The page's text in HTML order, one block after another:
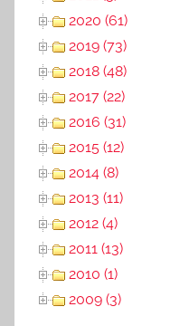
2020 (61)
2019 (73)
2018 (48)
2017 (22)
2016 (31)
2015 (12)
2014 (8)
2013 (11)
2012 (4)
2011 (13)
2010 (1)
2009 (3)